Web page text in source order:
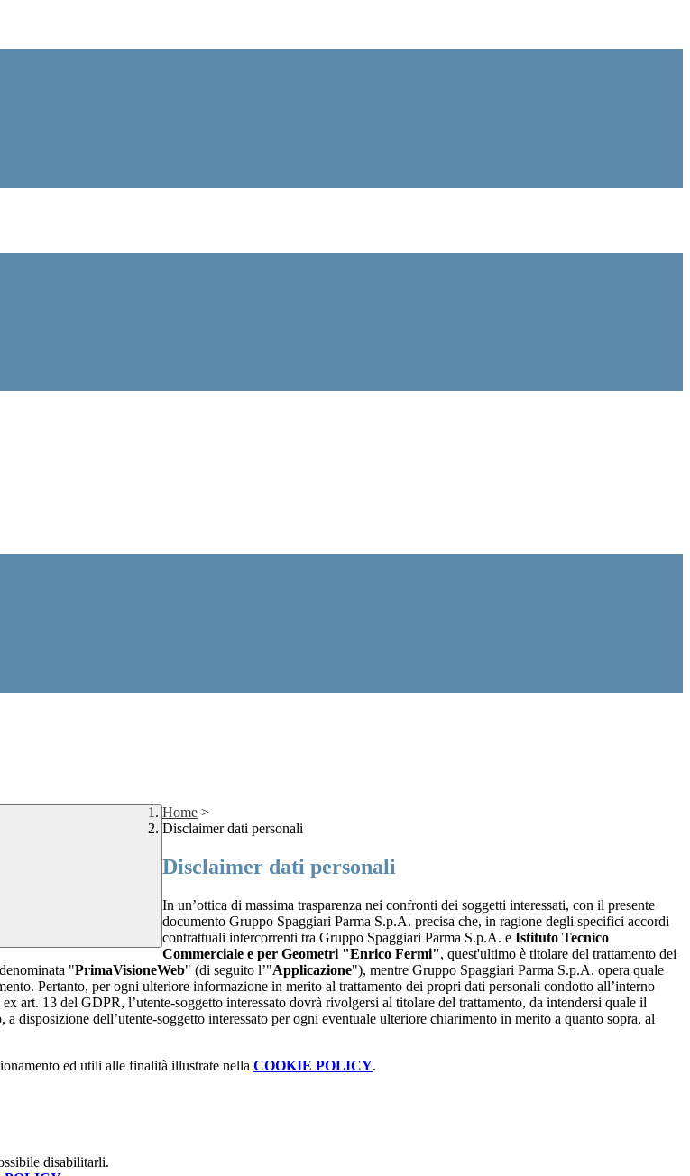
Home >
Disclaimer dati personali
Disclaimer dati personali
In un’ottica di massima trasparenza nei confronti dei soggetti interessati, con il presente
documento Gruppo Spaggiari Parma S.p.A. precisa che, in ragione degli specifici accordi
contrattuali intercorrenti tra Gruppo Spaggiari Parma S.p.A. e Istituto Tecnico
Commerciale e per Geometri "Enrico Fermi", quest'ultimo è titolare del trattamento dei
"PrimaVisioneWeb" (di seguito l’"Applicazione"), mentre Gruppo Spaggiari Parma S.p.A. opera quale
Pertanto, per ogni ulteriore informazione in merito al trattamento dei propri dati personali condotto all’interno
13 del GDPR, l’utente-soggetto interessato dovrà rivolgersi al titolare del trattamento, da intendersi quale il
dell’utente-soggetto interessato per ogni eventuale ulteriore chiarimento in merito a quanto sopra, al
ed utili alle finalità illustrate nella COOKIE POLICY.
disabilitarli.